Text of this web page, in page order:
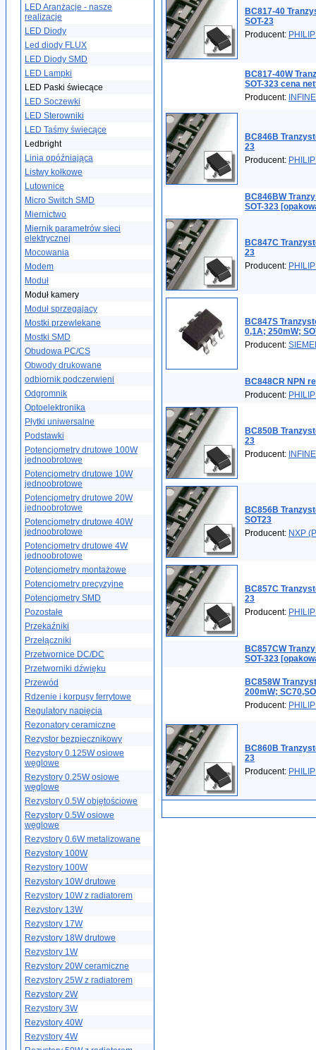
LED Aranżacje - nasze
realizacje
LED Diody
Led diody FLUX
LED Diody SMD
LED Lampki
LED Paski świecące
LED Soczewki
LED Sterowniki
LED Taśmy świecące
Ledbright
Linia opóźniająca
Listwy kołkowe
Lutownice
Micro Switch SMD
Miernictwo
Miernik parametrów sieci
elektrycznej
Mocowania
Modem
Moduł
Moduł kamery
Moduł sprzegajacy
Mostki przewlekane
Mostki SMD
Obudowa PC/CS
Obwody drukowane
odbiornik podczerwieni
Odgromnik
Optoelektronika
Płytki uniwersalne
Podstawki
Potencjometry drutowe 100W
jednoobrotowe
Potencjometry drutowe 10W
jednoobrotowe
Potencjometry drutowe 20W
jednoobrotowe
Potencjometry drutowe 40W
jednoobrotowe
Potencjometry drutowe 4W
jednoobrotowe
Potencjometry montażowe
Potencjometry precyzyjne
Potencjometry SMD
Pozostałe
Przekaźniki
Przełączniki
Przetwornice DC/DC
Przetworniki dźwięku
Przewód
Rdzenie i korpusy ferrytowe
Regulatory napięcia
Rezonatory ceramiczne
Rezystor bezpiecznikowy
Rezystory 0.125W osiowe
węglowe
Rezystory 0.25W osiowe
węglowe
Rezystory 0.5W objętościowe
Rezystory 0.5W osiowe
węglowe
Rezystory 0.6W metalizowane
Rezystory 100W
Rezystory 100W
Rezystory 10W drutowe
Rezystory 10W z radiatorem
Rezystory 13W
Rezystory 17W
Rezystory 18W drutowe
Rezystory 1W
Rezystory 20W ceramiczne
Rezystory 25W z radiatorem
Rezystory 2W
Rezystory 3W
Rezystory 40W
Rezystory 4W
BC817-40
SOT-23
Producent:
BC817-40W
SOT-323 cena
Producent:
BC846B
23
Producent:
BC846BW
SOT-323
BC847C
23
Producent:
BC847S
0,1A; 250mW;
Producent:
BC848CR NPN
Producent:
BC850B
23
Producent:
BC856B
SOT23
Producent: NXP
BC857C
23
Producent:
BC857CW
SOT-323
BC858W
200mW;
Producent:
BC860B
23
Producent: